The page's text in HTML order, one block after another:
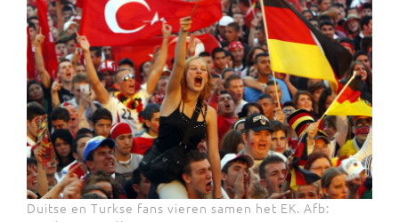
Duitse en Turkse fans vieren samen het EK. Afb: